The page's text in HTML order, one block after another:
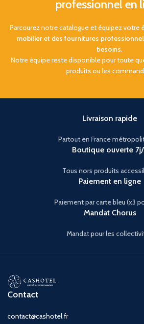
Fixation Instantanée :
performance incluses.
Polyvalence :Hauteurs
disponibles de 1 cm à 7 cm
(largeur standard 100 cm).
Surface striée
Capacité :Supporte jusqu'à
Se découpe
un ajustement sur-
mesure.
Livraison
en France
nid
offrant
professionnel en
Parcourez notre catalogue et équipez votre
mobilier et des fournitures
besoins.
Notre équipe reste disponible pour toute
produits ou les
Livraison rapide
Partout en France
Boutique ouverte
Tous nors produits
Paiement en ligne
Paiement par carte bleu (x3
Mandat Chorus
Mandat pour les
Contact
contact@cashotel.fr